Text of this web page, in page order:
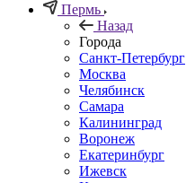
Пермь
Назад
Города
Санкт-Петербург
Москва
Челябинск
Самара
Калининград
Воронеж
Екатеринбург
Ижевск